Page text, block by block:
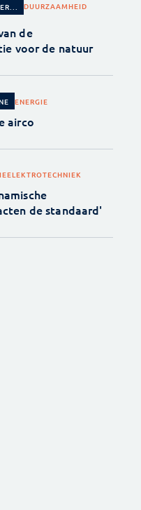
DUURZAAMHEID
de
voor de natuur
ENERGIE
airco
ELEKTROTECHNIEK
de standaard'